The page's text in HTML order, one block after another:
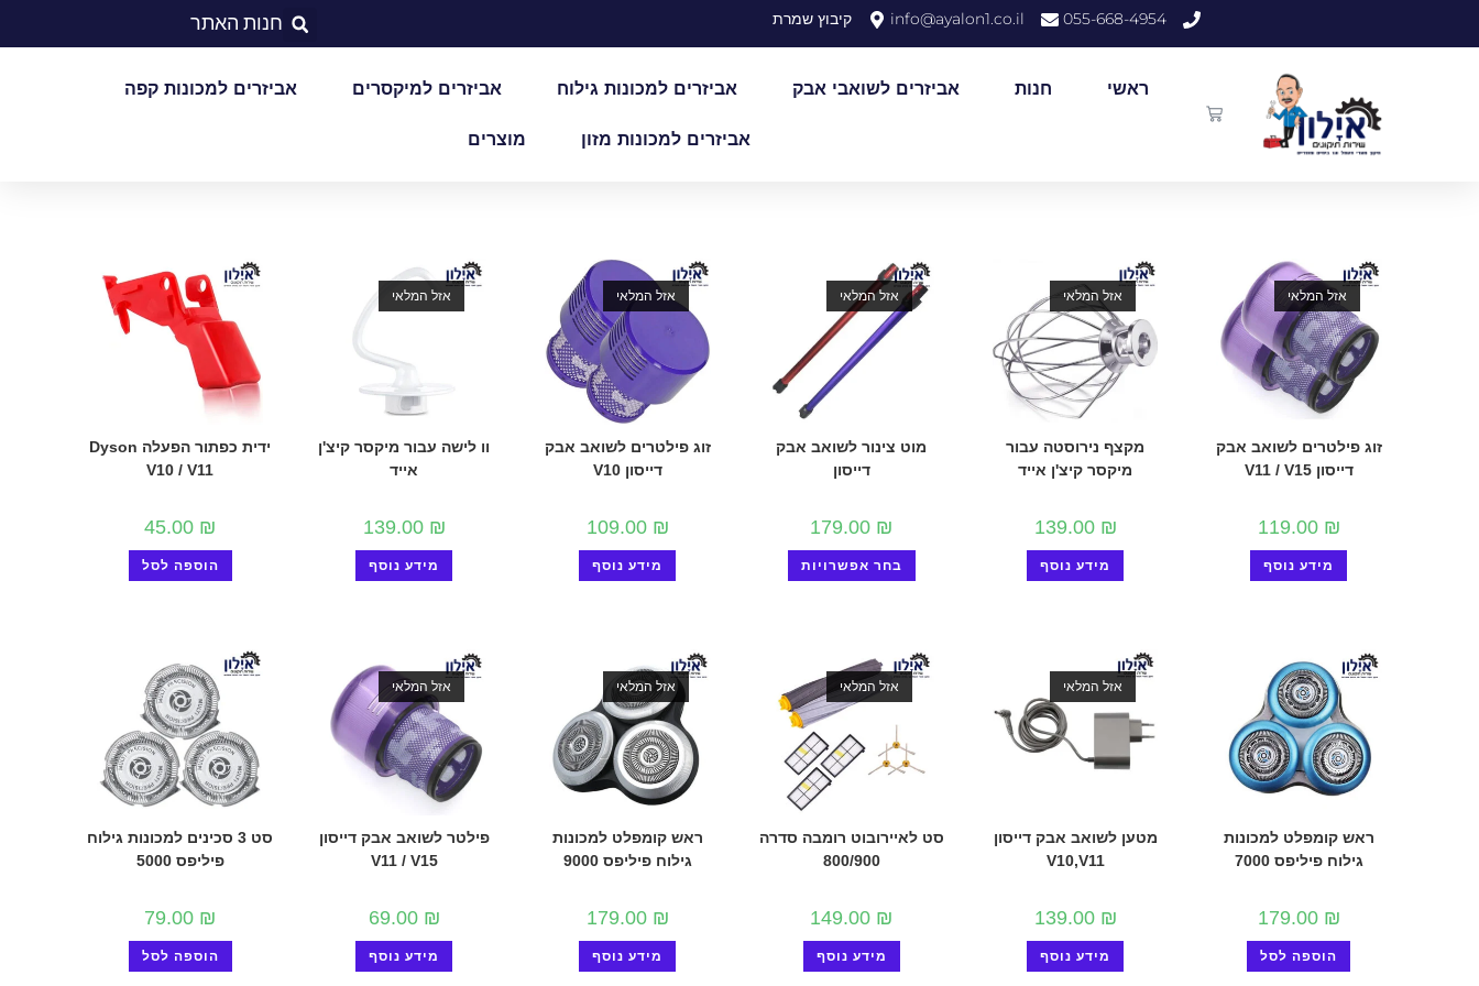
055-668-4954
info@ayalon1.co.il קיבוץ שמרת חנות האתר
ראשי חנות אביזרים לשואבי אבק אביזרים למכונות גילוח אביזרים למיקסרים אביזרים למכונות קפה
אביזרים למכונות מזון מוצרים
אזל המלאי
זוג פילטרים לשואב אבק
דייסון V11 / V15
119.00 ₪
מידע נוסף
אזל המלאי
מקצף נירוסטה עבור
מיקסר קיצ'ן אייד
139.00 ₪
מידע נוסף
אזל המלאי
מוט צינור לשואב אבק
דייסון
179.00 ₪
בחר אפשרויות
אזל המלאי
זוג פילטרים לשואב אבק
דייסון V10
109.00 ₪
מידע נוסף
אזל המלאי
וו לישה עבור מיקסר קיצ'ן
אייד
139.00 ₪
מידע נוסף
ידית כפתור הפעלה Dyson
V10 / V11
45.00 ₪
הוספה לסל
ראש קומפלט למכונות
גילוח פיליפס 7000
179.00 ₪
הוספה לסל
אזל המלאי
מטען לשואב אבק דייסון
V10,V11
139.00 ₪
מידע נוסף
אזל המלאי
סט לאיירובוט רומבה סדרה
800/900
149.00 ₪
מידע נוסף
אזל המלאי
ראש קומפלט למכונות
גילוח פיליפס 9000
179.00 ₪
מידע נוסף
אזל המלאי
פילטר לשואב אבק דייסון
V11 / V15
69.00 ₪
מידע נוסף
סט 3 סכינים למכונות גילוח
פיליפס 5000
79.00 ₪
הוספה לסל